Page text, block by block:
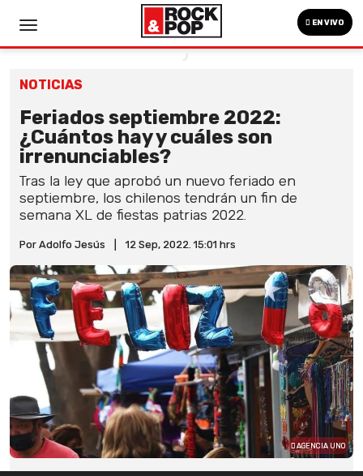
EN VIVO
NOTICIAS
Feriados septiembre 2022:
¿Cuántos hay y cuáles son
irrenunciables?
Tras la ley que aprobó un nuevo feriado en
septiembre, los chilenos tendrán un fin de
semana XL de fiestas patrias 2022.
Por Adolfo Jesús 12 Sep, 2022. 15:01 hrs
AGENCIA UNO